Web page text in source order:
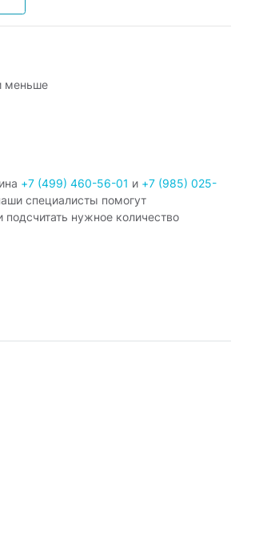
меньше
+7 (499) 460-56-01 и +7 (985) 025-
специалисты помогут
нужное количество